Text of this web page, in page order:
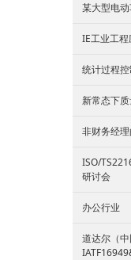
某大型电
IE工业工
统计过程控
新常态下
非财务经
ISO/
研讨会
办公行业
道达尔（